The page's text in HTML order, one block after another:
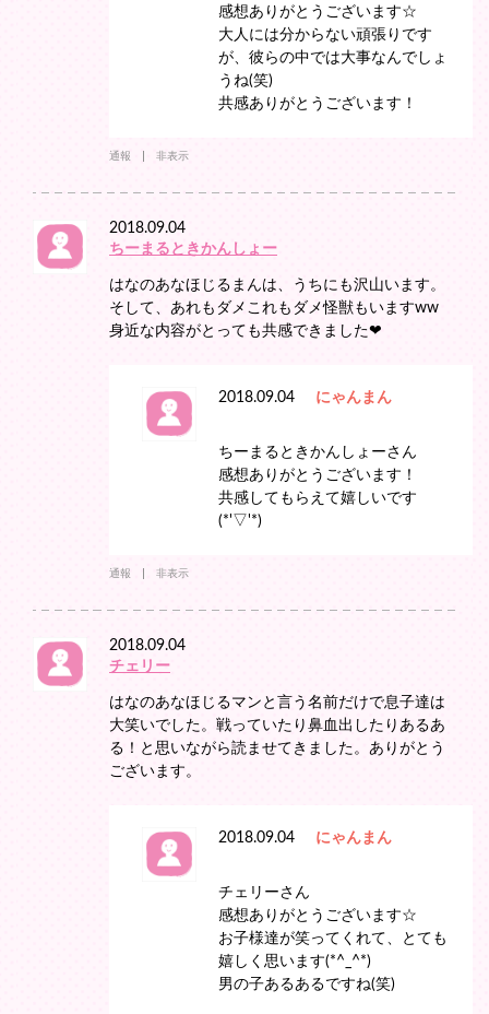
感想ありがとうございます☆
大人には分からない頑張りです
が、彼らの中では大事なんでしょ
うね(笑)
共感ありがとうございます！
通報 非表示
2018.09.04
ちーまるときかんしょー
はなのあなほじるまんは、うちにも沢山います。
そして、あれもダメこれもダメ怪獣もいますww
身近な内容がとっても共感できました❤︎
2018.09.04 にゃんまん
ちーまるときかんしょーさん
感想ありがとうございます！
共感してもらえて嬉しいです
(*'▽'*)
通報 非表示
2018.09.04
チェリー
はなのあなほじるマンと言う名前だけで息子達は
大笑いでした。戦っていたり鼻血出したりあるあ
る！と思いながら読ませてきました。ありがとう
ございます。
2018.09.04 にゃんまん
チェリーさん
感想ありがとうございます☆
お子様達が笑ってくれて、とても
嬉しく思います(*^_^*)
男の子あるあるですね(笑)